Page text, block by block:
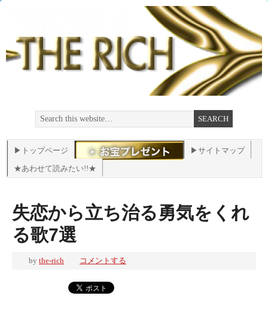
▶トップページ
▶サイトマップ
★あわせて読みたい!!★
失恋から立ち治る勇気をくれ
る歌7選
by the-rich コメントする